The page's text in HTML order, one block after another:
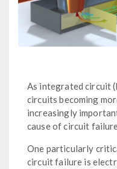
As integrated circuit
circuits becoming
increasingly
cause of circuit
One particularly
circuit failure is